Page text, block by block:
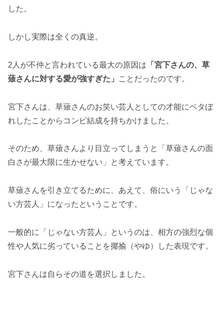
した。
しかし実際は全くの真逆。
2人が不仲と言われている最大の原因は 「宮下さんの、草
薙さんに対する愛が強すぎた」
ことだったのです。
宮下さんは、草薙さんのお笑い芸人としての才能にベタぼ
れしたことからコンビ結成を持ちかけました。
そのため、草薙さんより目立ってしまうと「草薙さんの面
白さが最大限に生かせない」と考えています。
草薙さんを引き立てるために、あえて、俗にいう「じゃな
い方芸人」になったということです。
一般的に「じゃない方芸人」というのは、相方の強烈な個
性や人気に劣っていることを揶揄（やゆ）した表現です。
宮下さんは自らその道を選択しました。